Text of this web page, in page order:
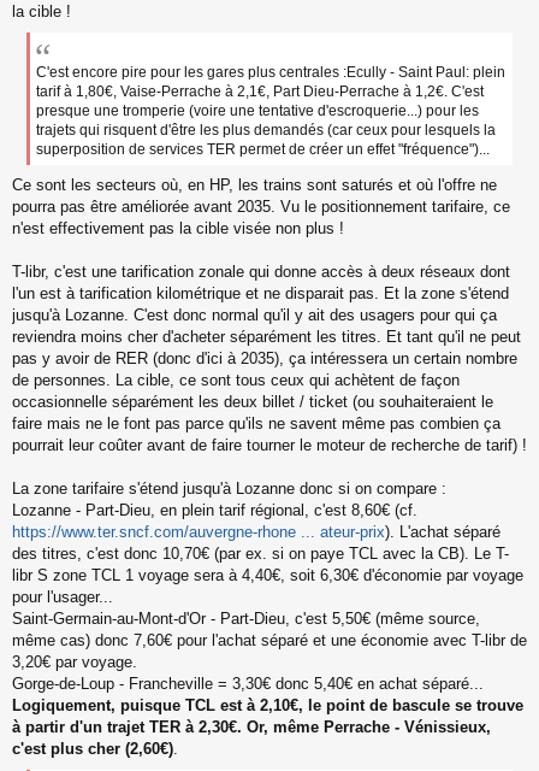
la cible !
C'est encore pire pour les gares plus centrales :Ecully - Saint Paul: plein
tarif à 1,80€, Vaise-Perrache à 2,1€, Part Dieu-Perrache à 1,2€. C'est
presque une tromperie (voire une tentative d'escroquerie...) pour les
trajets qui risquent d'être les plus demandés (car ceux pour lesquels la
superposition de services TER permet de créer un effet "fréquence")...
Ce sont les secteurs où, en HP, les trains sont saturés et où l'offre ne
pourra pas être améliorée avant 2035. Vu le positionnement tarifaire, ce
n'est effectivement pas la cible visée non plus !
T-libr, c'est une tarification zonale qui donne accès à deux réseaux dont
l'un est à tarification kilométrique et ne disparait pas. Et la zone s'étend
jusqu'à Lozanne. C'est donc normal qu'il y ait des usagers pour qui ça
reviendra moins cher d'acheter séparément les titres. Et tant qu'il ne peut
pas y avoir de RER (donc d'ici à 2035), ça intéressera un certain nombre
de personnes. La cible, ce sont tous ceux qui achètent de façon
occasionnelle séparément les deux billet / ticket (ou souhaiteraient le
faire mais ne le font pas parce qu'ils ne savent même pas combien ça
pourrait leur coûter avant de faire tourner le moteur de recherche de tarif) !
La zone tarifaire s'étend jusqu'à Lozanne donc si on compare :
Lozanne - Part-Dieu, en plein tarif régional, c'est 8,60€ (cf.
https://www.ter.sncf.com/auvergne-rhone ... ateur-prix). L'achat séparé
des titres, c'est donc 10,70€ (par ex. si on paye TCL avec la CB). Le T-
libr S zone TCL 1 voyage sera à 4,40€, soit 6,30€ d'économie par voyage
pour l'usager...
Saint-Germain-au-Mont-d'Or - Part-Dieu, c'est 5,50€ (même source,
même cas) donc 7,60€ pour l'achat séparé et une économie avec T-libr de
3,20€ par voyage.
Gorge-de-Loup - Francheville = 3,30€ donc 5,40€ en achat séparé...
Logiquement, puisque TCL est à 2,10€, le point de bascule se trouve
à partir d'un trajet TER à 2,30€. Or, même Perrache - Vénissieux,
c'est plus cher (2,60€)